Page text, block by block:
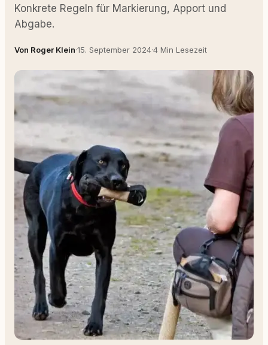
Konkrete Regeln für Markierung, Apport und
Abgabe.
Von Roger Klein·15. September 2024·4 Min Lesezeit